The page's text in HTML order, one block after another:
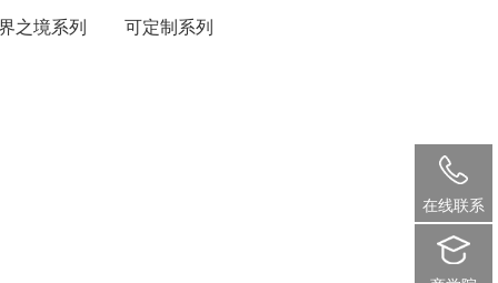
之境系列 可定制系列
在线联系